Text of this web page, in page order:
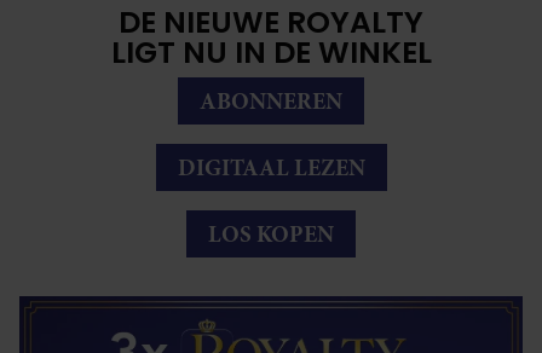
DE NIEUWE ROYALTY
LIGT NU IN DE WINKEL
ABONNEREN
DIGITAAL LEZEN
LOS KOPEN